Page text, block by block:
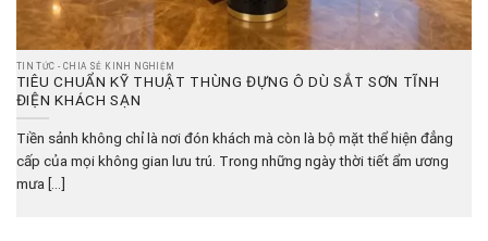
TIN TỨC - CHIA SẺ KINH NGHIỆM
TIÊU CHUẨN KỸ THUẬT THÙNG ĐỰNG Ô DÙ SẮT SƠN TĨNH
ĐIỆN KHÁCH SẠN
Tiền sảnh không chỉ là nơi đón khách mà còn là bộ mặt thể hiện đẳng
cấp của mọi không gian lưu trú. Trong những ngày thời tiết ẩm ương
mưa [...]